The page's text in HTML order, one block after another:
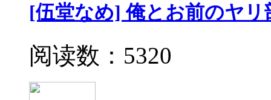
[伍堂なめ] 俺とお前のヤリ
阅读数：5320